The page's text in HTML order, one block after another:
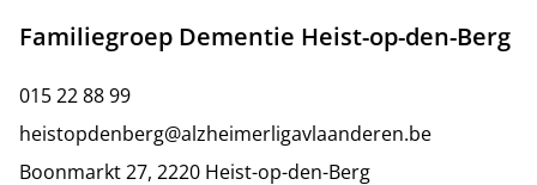
Familiegroep Dementie Heist-op-den-Berg
015 22 88 99
heistopdenberg@alzheimerligavlaanderen.be
Boonmarkt 27, 2220 Heist-op-den-Berg